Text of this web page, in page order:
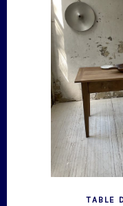
TABLE